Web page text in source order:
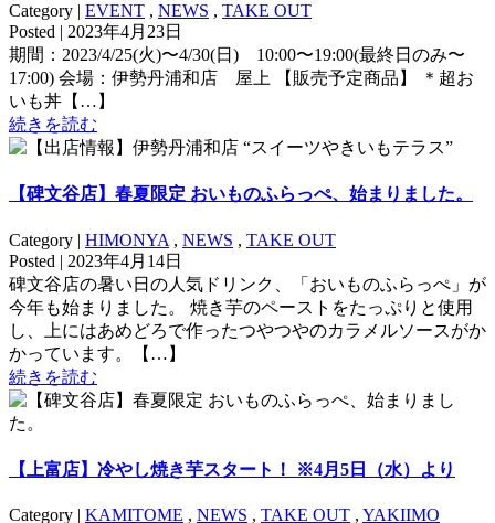
Category | EVENT , NEWS , TAKE OUT
Posted | 2023年4月23日
期間：2023/4/25(火)〜4/30(日) 10:00〜19:00(最終日のみ〜
17:00) 会場：伊勢丹浦和店 屋上 【販売予定商品】 ＊超お
いも丼【…】
続きを読む
【碑文谷店】春夏限定 おいものふらっぺ、始まりました。
Category | HIMONYA , NEWS , TAKE OUT
Posted | 2023年4月14日
碑文谷店の暑い日の人気ドリンク、「おいものふらっぺ」が
今年も始まりました。 焼き芋のペーストをたっぷりと使用
し、上にはあめどろで作ったつやつやのカラメルソースがか
かっています。【…】
続きを読む
【上富店】冷やし焼き芋スタート！ ※4月5日（水）より
Category | KAMITOME , NEWS , TAKE OUT , YAKIIMO